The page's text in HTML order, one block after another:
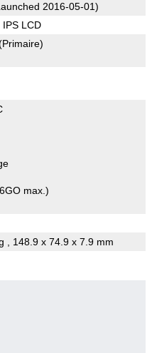
2016-05-01)
LCD
max.)
, 148.9 x 74.9 x 7.9 mm